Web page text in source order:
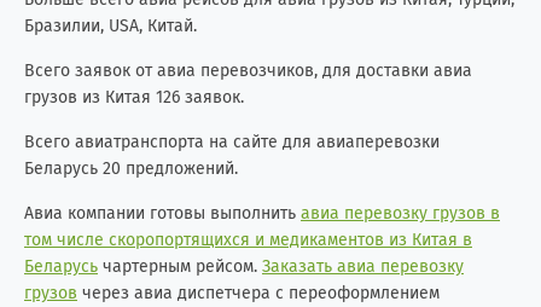
Бразилии, USA, Китай.
Всего заявок от авиа перевозчиков, для доставки авиа
грузов из Китая 126 заявок.
Всего авиатранспорта на сайте для авиаперевозки
Беларусь 20 предложений.
Авиа компании готовы выполнить авиа перевозку грузов в
том числе скоропортящихся и медикаментов из Китая в
Беларусь чартерным рейсом. Заказать авиа перевозку
грузов через авиа диспетчера с переоформлением